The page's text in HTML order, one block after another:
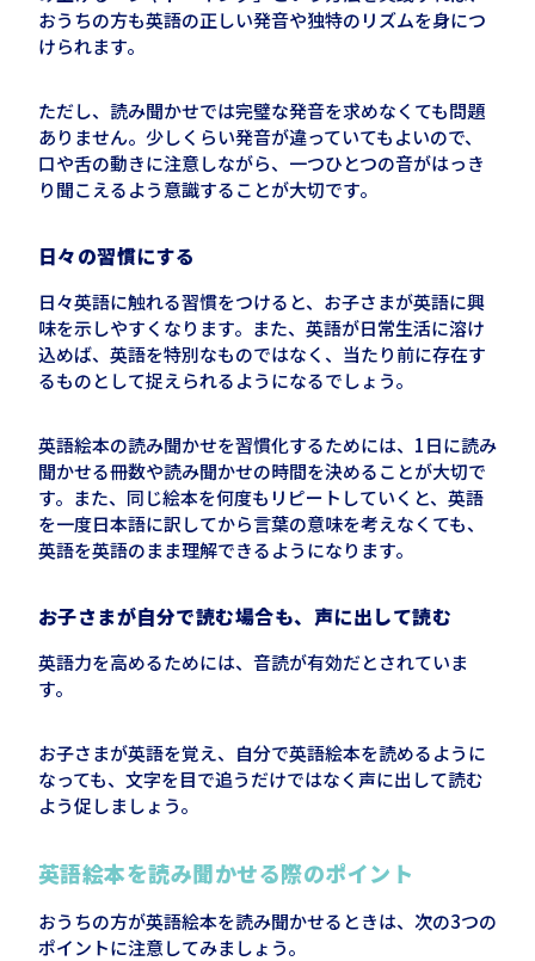
おうちの方も英語の正しい発音や独特のリズムを身につ
けられます。
ただし、読み聞かせでは完璧な発音を求めなくても問題
ありません。少しくらい発音が違っていてもよいので、
口や舌の動きに注意しながら、一つひとつの音がはっき
り聞こえるよう意識することが大切です。
日々の習慣にする
日々英語に触れる習慣をつけると、お子さまが英語に興
味を示しやすくなります。また、英語が日常生活に溶け
込めば、英語を特別なものではなく、当たり前に存在す
るものとして捉えられるようになるでしょう。
英語絵本の読み聞かせを習慣化するためには、1日に読み
聞かせる冊数や読み聞かせの時間を決めることが大切で
す。また、同じ絵本を何度もリピートしていくと、英語
を一度日本語に訳してから言葉の意味を考えなくても、
英語を英語のまま理解できるようになります。
お子さまが自分で読む場合も、声に出して読む
英語力を高めるためには、音読が有効だとされていま
す。
お子さまが英語を覚え、自分で英語絵本を読めるように
なっても、文字を目で追うだけではなく声に出して読む
よう促しましょう。
英語絵本を読み聞かせる際のポイント
おうちの方が英語絵本を読み聞かせるときは、次の3つの
ポイントに注意してみましょう。